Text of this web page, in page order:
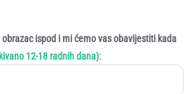
ispod i mi ćemo vas obavijestiti kada
12-18 radnih dana):